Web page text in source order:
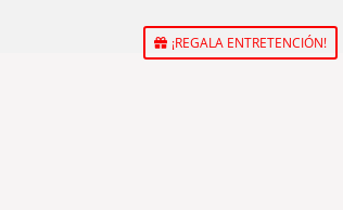
¡REGALA ENTRETENCIÓN!